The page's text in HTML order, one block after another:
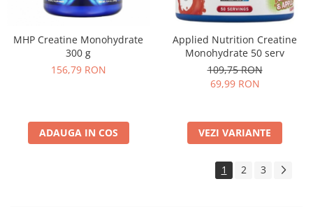
MHP Creatine Monohydrate
300 g
156,79 RON
ADAUGA IN COS
Applied Nutrition Creatine
Monohydrate 50 serv
109,75 RON
69,99 RON
VEZI VARIANTE
1 2 3